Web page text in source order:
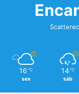
16 ℃
sex
14 ℃
sáb